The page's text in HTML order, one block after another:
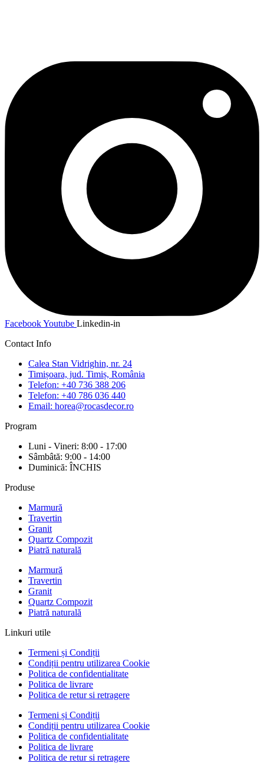
FacebookYoutube Linkedin-in
Contact Info
Calea Stan Vidrighin, nr. 24
Timișoara, jud. Timiș, România
Telefon: +40 736 388 206
Telefon: +40 786 036 440
Email: horea@rocasdecor.ro
Program
Luni - Vineri: 8:00 - 17:00
Sâmbâtă: 9:00 - 14:00
Duminică: ÎNCHIS
Produse
Marmură
Travertin
Granit
Quartz Compozit
Piatră naturală
Marmură
Travertin
Granit
Quartz Compozit
Piatră naturală
Linkuri utile
Termeni și Condiții
Condiții pentru utilizarea Cookie
Politica de confidentialitate
Politica de livrare
Politica de retur si retragere
Termeni și Condiții
Condiții pentru utilizarea Cookie
Politica de confidentialitate
Politica de livrare
Politica de retur si retragere